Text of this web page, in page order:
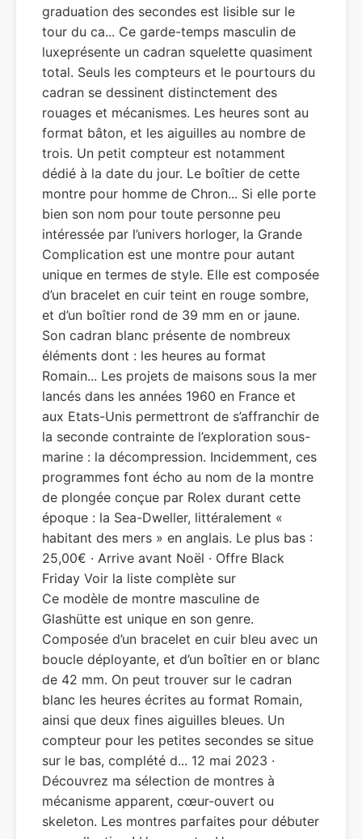
graduation des secondes est lisible sur le
tour du ca... Ce garde-temps masculin de
luxeprésente un cadran squelette quasiment
total. Seuls les compteurs et le pourtours du
cadran se dessinent distinctement des
rouages et mécanismes. Les heures sont au
format bâton, et les aiguilles au nombre de
trois. Un petit compteur est notamment
dédié à la date du jour. Le boîtier de cette
montre pour homme de Chron... Si elle porte
bien son nom pour toute personne peu
intéressée par l’univers horloger, la Grande
Complication est une montre pour autant
unique en termes de style. Elle est composée
d’un bracelet en cuir teint en rouge sombre,
et d’un boîtier rond de 39 mm en or jaune.
Son cadran blanc présente de nombreux
éléments dont : les heures au format
Romain... Les projets de maisons sous la mer
lancés dans les années 1960 en France et
aux Etats-Unis permettront de s’affranchir de
la seconde contrainte de l’exploration sous-
marine : la décompression. Incidemment, ces
programmes font écho au nom de la montre
de plongée conçue par Rolex durant cette
époque : la Sea-Dweller, littéralement «
habitant des mers » en anglais. Le plus bas :
25,00€ · Arrive avant Noël · Offre Black
Friday Voir la liste complète sur
Ce modèle de montre masculine de
Glashütte est unique en son genre.
Composée d’un bracelet en cuir bleu avec un
boucle déployante, et d’un boîtier en or blanc
de 42 mm. On peut trouver sur le cadran
blanc les heures écrites au format Romain,
ainsi que deux fines aiguilles bleues. Un
compteur pour les petites secondes se situe
sur le bas, complété d... 12 mai 2023 ·
Découvrez ma sélection de montres à
mécanisme apparent, cœur-ouvert ou
skeleton. Les montres parfaites pour débuter